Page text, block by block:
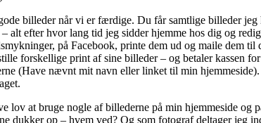
billeder når vi er færdige. Du får samtlige billeder
alt efter hvor lang tid jeg sidder hjemme hos dig og
på Facebook, printe dem ud og maile dem
forskellige print af sine billeder – og betaler kassen
(Have nævnt mit navn eller linket til min
lov at bruge nogle af billederne på min hjemmeside og
dukker op – hvem ved? Og som fotograf deltager jeg